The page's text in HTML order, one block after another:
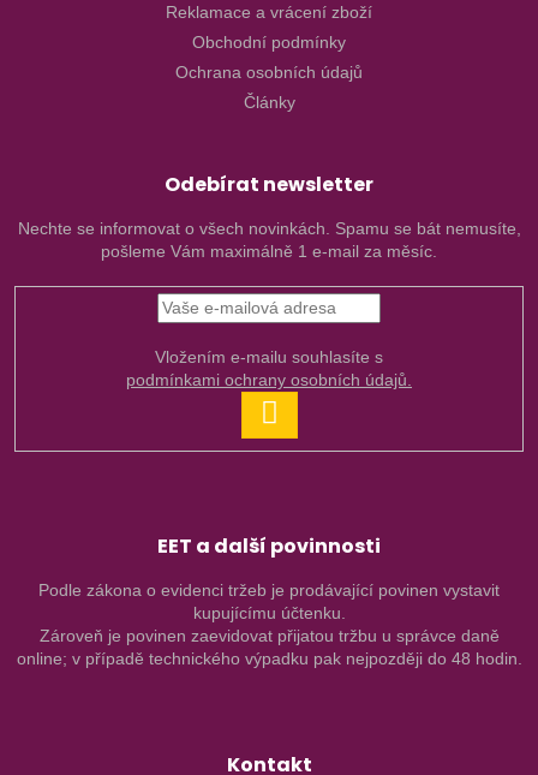
Reklamace a vrácení zboží
Obchodní podmínky
Ochrana osobních údajů
Články
Odebírat newsletter
Nechte se informovat o všech novinkách. Spamu se bát nemusíte,
pošleme Vám maximálně 1 e-mail za měsíc.
podmínkami ochrany osobních údajů.
SE
EET a další povinnosti
Podle zákona o evidenci tržeb je prodávající povinen vystavit
kupujícímu účtenku.
Zároveň je povinen zaevidovat přijatou tržbu u správce daně
online; v případě technického výpadku pak nejpozději do 48 hodin.
Kontakt